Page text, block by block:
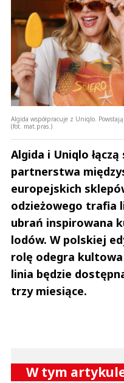
Algida współpracuje z Uniqlo.
(fot. mat.pras.)
Algida i Uniqlo
partnerstwa
europejskich
odzieżowego trafia
ubrań inspirowana
lodów. W polskiej
rolę odegra kultowa
linia będzie
trzy miesiące.
W tym